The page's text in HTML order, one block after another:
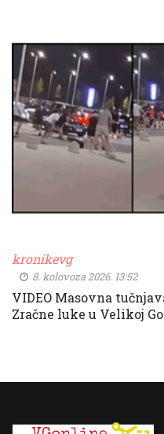
kronikevg
8. kolovoza 2026. 13:52
VIDEO Masovna
Zračne luke u Velikoj